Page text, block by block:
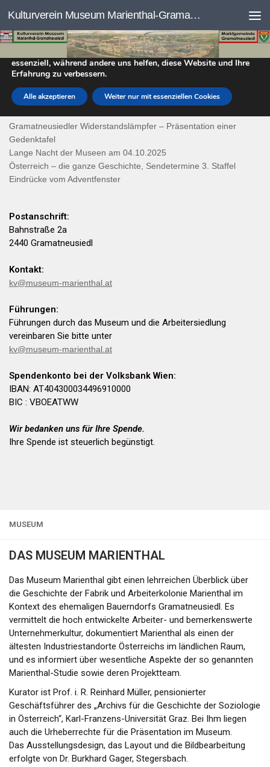
Skip to content Kulturverein Museum Marienthal-Gramatneusiedl
MUSEUM
DAS MUSEUM MARIENTHAL
Das Museum Marienthal gibt einen lehrreichen Überblick über
die Geschichte der Fabrik und Arbeiterkolonie Marienthal im
Kontext des ehemaligen Bauerndorfs Gramatneusiedl. Es
vermittelt die hoch entwickelte Arbeiter- und bemerkenswerte
Unternehmerkultur, dokumentiert Marienthal als einen der
ältesten Industriestandorte Österreichs im ländlichen Raum,
und es informiert über wesentliche Aspekte der so genannten
Marienthal-Studie sowie deren Projektteam.
Kurator ist Prof. i. R. Reinhard Müller, pensionierter
Geschäftsführer des „Archivs für die Geschichte der Soziologie
in Österreich“, Karl-Franzens-Universität Graz. Bei Ihm liegen
auch die Urheberrechte für die Präsentation im Museum.
Das Ausstellungsdesign, das Layout und die Bildbearbeitung
erfolgte von Dr. Burkhard Gager, Stegersbach.
DER KULTURVEREIN
Gramatneusiedler Widerstandslämpfer – Präsentation einer
Gedenktafel
Lange Nacht der Museen am 04.10.2025
Österreich – die ganze Geschichte, Sendetermine 3. Staffel
Eindrücke vom Adventfenster
Postanschrift:
Bahnstraße 2a
2440 Gramatneusiedl
Kontakt:
kv@museum-marienthal.at
Führungen:
Führungen durch das Museum und die Arbeitersiedlung
vereinbaren Sie bitte unter
kv@museum-marienthal.at
Spendenkonto bei der Volksbank Wien:
IBAN: AT404300034496910000
BIC : VBOEATWW
Wir bedanken uns für Ihre Spende.
Ihre Spende ist steuerlich begünstigt.
DATENSCHUTZEINSTELLUNGEN
Wir nutzen Cookies auf unserer Website. Einige von ihnen sind
essenziell, während andere uns helfen, diese Website und Ihre
Erfahrung zu verbessern.
Alle akzeptieren Weiter nur mit essenziellen Cookies